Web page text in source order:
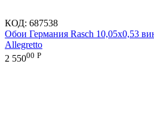
КОД: 687538
Обои Германия Rasch 10,05x0,53
Allegretto
2 55000 Р